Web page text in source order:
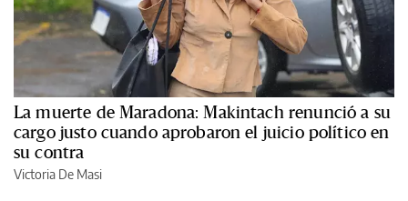
La muerte de Maradona: Makintach renunció a su
cargo justo cuando aprobaron el juicio político en
su contra
Victoria De Masi